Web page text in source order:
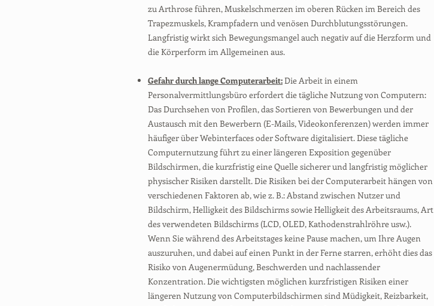
zu Arthrose führen, Muskelschmerzen im oberen Rücken im Bereich des
Trapezmuskels, Krampfadern und venösen Durchblutungsstörungen.
Langfristig wirkt sich Bewegungsmangel auch negativ auf die Herzform und
die Körperform im Allgemeinen aus.
Gefahr durch lange Computerarbeit:Die Arbeit in einem
Personalvermittlungsbüro erfordert die tägliche Nutzung von Computern:
Das Durchsehen von Profilen, das Sortieren von Bewerbungen und der
Austausch mit den Bewerbern (E-Mails, Videokonferenzen) werden immer
häufiger über Webinterfaces oder Software digitalisiert. Diese tägliche
Computernutzung führt zu einer längeren Exposition gegenüber
Bildschirmen, die kurzfristig eine Quelle sicherer und langfristig möglicher
physischer Risiken darstellt. Die Risiken bei der Computerarbeit hängen von
verschiedenen Faktoren ab, wie z. B.: Abstand zwischen Nutzer und
Bildschirm, Helligkeit des Bildschirms sowie Helligkeit des Arbeitsraums, Art
des verwendeten Bildschirms (LCD, OLED, Kathodenstrahlröhre usw.).
Wenn Sie während des Arbeitstages keine Pause machen, um Ihre Augen
auszuruhen, und dabei auf einen Punkt in der Ferne starren, erhöht dies das
Risiko von Augenermüdung, Beschwerden und nachlassender
Konzentration. Die wichtigsten möglichen kurzfristigen Risiken einer
längeren Nutzung von Computerbildschirmen sind Müdigkeit, Reizbarkeit,